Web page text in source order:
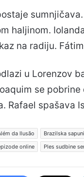
haljinom.
na radiju.
u Lorenzov
se
Rafael spašava
da Ilusão Brazilska
online
Ples sudbine